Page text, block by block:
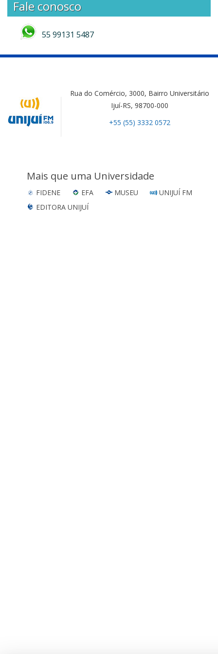
Fale conosco
55 99131 5487
Rua do Comércio, 3000, Bairro Universitário
Ijuí-RS, 98700-000
+55 (55) 3332 0572
Mais que uma Universidade
FIDENE EFA MUSEU
UNIJUÍ FM
EDITORA UNIJUÍ